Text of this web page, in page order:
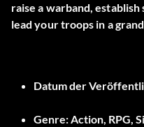
raise a warband,
lead your troops in a
Datum der
Genre:Action, RPG,